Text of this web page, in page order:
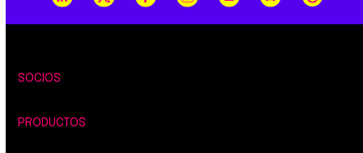
SOCIOS
PRODUCTOS